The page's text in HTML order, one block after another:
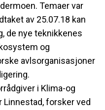
Temaer var
av 25.07.18 kan
de nye teknikkenes
og
avlsorganisasjoner
i Klima-og
forsker ved